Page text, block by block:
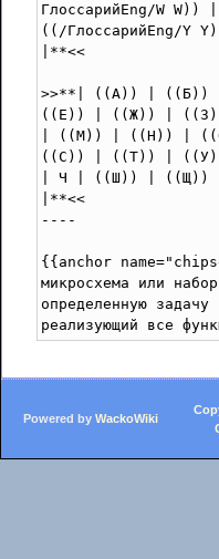
ГлоссарийEng/W
((/ГлоссарийEng/Y
|**<<
>>**| ((А)) |
((Е)) | ((Ж)) |
| ((М)) | ((Н)) |
((С)) | ((Т)) |
| Ч | ((Ш)) |
|**<<
----
{{anchor
микросхема или
определенную
Powered by WackoWiki